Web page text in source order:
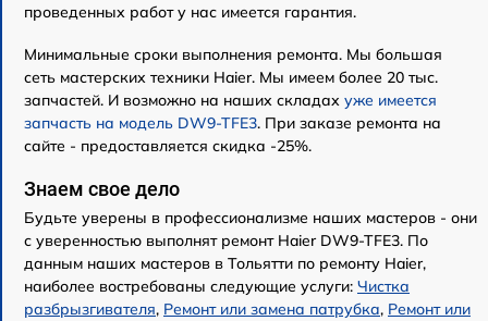
проведенных работ у нас имеется гарантия.
Минимальные сроки выполнения ремонта. Мы большая
сеть мастерских техники Haier. Мы имеем более 20 тыс.
запчастей. И возможно на наших складах уже имеется
запчасть на модель DW9-TFE3. При заказе ремонта на
сайте - предоставляется скидка -25%.
Знаем свое дело
Будьте уверены в профессионализме наших мастеров - они
с уверенностью выполнят ремонт Haier DW9-TFE3. По
данным наших мастеров в Тольятти по ремонту Haier,
наиболее востребованы следующие услуги: Чистка
разбрызгивателя, Ремонт или замена патрубка, Ремонт или